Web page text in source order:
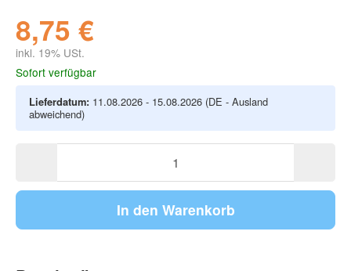
8,75 €
inkl. 19% USt.
Sofort verfügbar
Lieferdatum: 11.08.2026 - 15.08.2026 (DE - Ausland
abweichend)
In den Warenkorb